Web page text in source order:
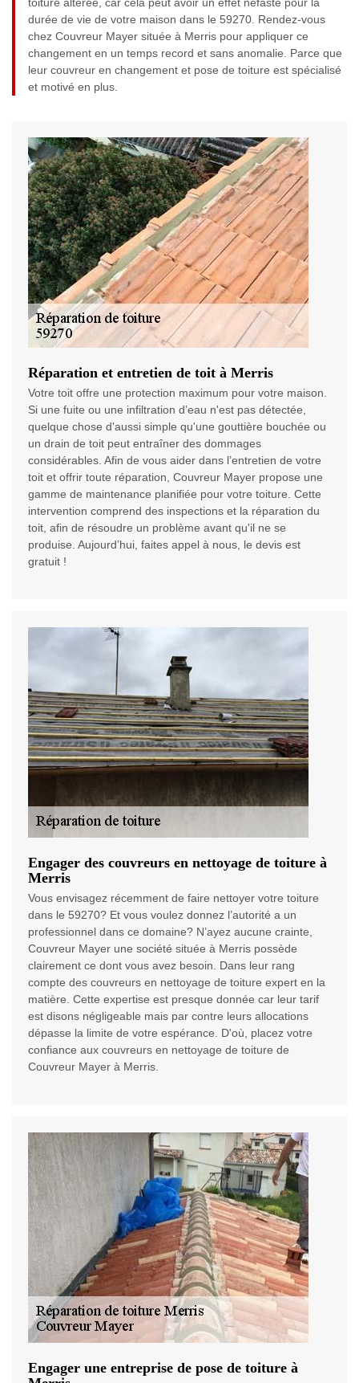
durée de vie de votre maison dans le 59270. Rendez-vous
chez Couvreur Mayer située à Merris pour appliquer ce
changement en un temps record et sans anomalie. Parce que
leur couvreur en changement et pose de toiture est spécialisé
et motivé en plus.
Réparation et entretien de toit à Merris
Votre toit offre une protection maximum pour votre maison.
Si une fuite ou une infiltration d’eau n'est pas détectée,
quelque chose d'aussi simple qu'une gouttière bouchée ou
un drain de toit peut entraîner des dommages
considérables. Afin de vous aider dans l’entretien de votre
toit et offrir toute réparation, Couvreur Mayer propose une
gamme de maintenance planifiée pour votre toiture. Cette
intervention comprend des inspections et la réparation du
toit, afin de résoudre un problème avant qu'il ne se
produise. Aujourd’hui, faites appel à nous, le devis est
gratuit !
Engager des couvreurs en nettoyage de toiture à
Merris
Vous envisagez récemment de faire nettoyer votre toiture
dans le 59270? Et vous voulez donnez l’autorité a un
professionnel dans ce domaine? N’ayez aucune crainte,
Couvreur Mayer une société située à Merris possède
clairement ce dont vous avez besoin. Dans leur rang
compte des couvreurs en nettoyage de toiture expert en la
matière. Cette expertise est presque donnée car leur tarif
est disons négligeable mais par contre leurs allocations
dépasse la limite de votre espérance. D'où, placez votre
confiance aux couvreurs en nettoyage de toiture de
Couvreur Mayer à Merris.
Engager une entreprise de pose de toiture à